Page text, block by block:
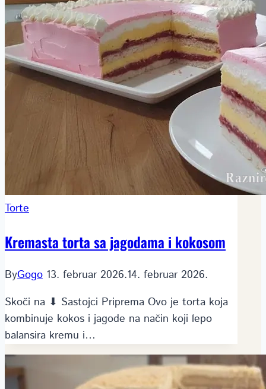
Torte
Kremasta torta sa jagodama i kokosom
ByGogo 13. februar 2026.14. februar 2026.
Skoči na ⬇ Sastojci Priprema Ovo je torta koja
kombinuje kokos i jagode na način koji lepo
balansira kremu i…